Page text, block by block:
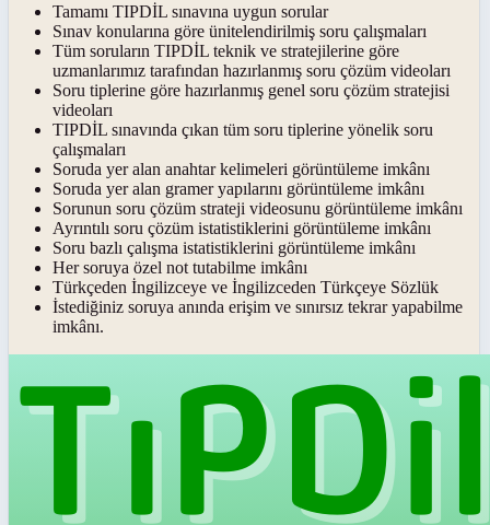
Tamamı TIPDİL sınavına uygun sorular
Sınav konularına göre ünitelendirilmiş soru çalışmaları
Tüm soruların TIPDİL teknik ve stratejilerine göre
uzmanlarımız tarafından hazırlanmış soru çözüm videoları
Soru tiplerine göre hazırlanmış genel soru çözüm stratejisi
videoları
TIPDİL sınavında çıkan tüm soru tiplerine yönelik soru
çalışmaları
Soruda yer alan anahtar kelimeleri görüntüleme imkânı
Soruda yer alan gramer yapılarını görüntüleme imkânı
Sorunun soru çözüm strateji videosunu görüntüleme imkânı
Ayrıntılı soru çözüm istatistiklerini görüntüleme imkânı
Soru bazlı çalışma istatistiklerini görüntüleme imkânı
Her soruya özel not tutabilme imkânı
Türkçeden İngilizceye ve İngilizceden Türkçeye Sözlük
İstediğiniz soruya anında erişim ve sınırsız tekrar yapabilme
imkânı.